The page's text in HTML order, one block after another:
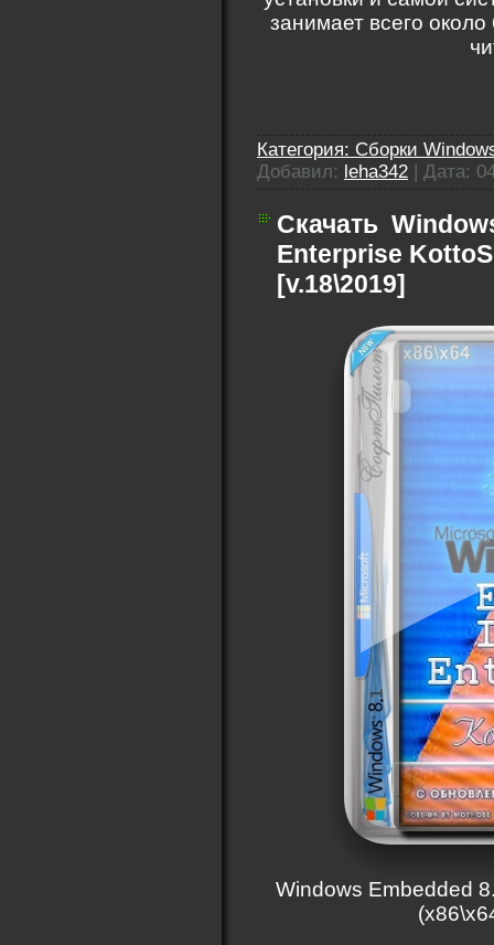
занимает всего
Категория: Сборки
Добавил: leha342 Дата:
Скачать
Enterprise
[v.18\2019]
Windows Embedded